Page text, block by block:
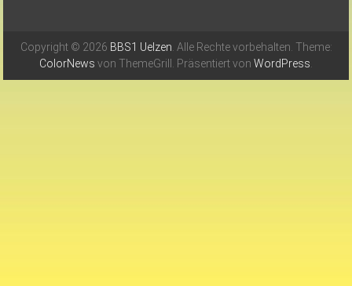
Copyright © 2026 BBS1 Uelzen . Alle Rechte vorbehalten. Theme:
ColorNews von ThemeGrill. Präsentiert von WordPress